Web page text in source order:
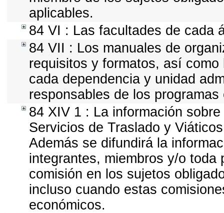
aplicables.
84 VI : Las facultades de cada
84 VII : Los manuales de
requisitos y formatos, así
cada dependencia y unidad
responsables de los
84 XIV 1 : La información
Servicios de Traslado y
Además se difundirá la
integrantes, miembros y/o toda
comisión en los sujetos
incluso cuando estas
económicos.